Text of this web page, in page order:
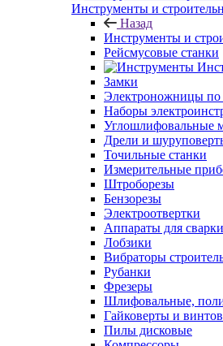
Инструменты и
Назад
Инструменты и
Рейсмусовые станки
Замки
Электроножницы по
Наборы
Дрели и
Точильные станки
Измерительные
Штроборезы
Бензорезы
Электроотвертки
Аппараты для
Лобзики
Вибраторы
Рубанки
Фрезеры
Шлифовальные,
Гайковерты и
Пилы дисковые